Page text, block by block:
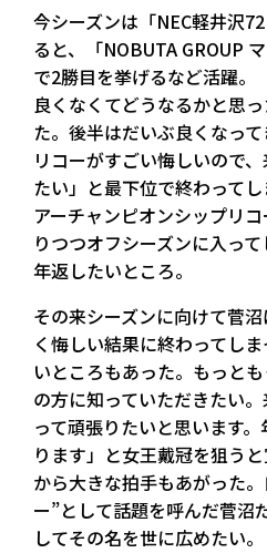
今シーズンは「NEC軽井沢
ると、「NOBUTA GROUP
で2勝目を挙げるなど活躍。
良くなくてどうなるかと思
た。後半はだいぶ良くなっ
リコーがすごい悔しいので
たい」と最下位で終わって
アーチャンピオンシップリ
りつつオフシーズンに入っ
年返したいところ。
その来シーズンに向けて菅
く悔しい結果に終わってし
いところもあった。もっと
の方に知っていただきたい
って頑張りたいと思います
ります」と女王戴冠を狙う
から大きな拍手もあがった
ー”として話題を呼んだ菅沼
してその名を世に広めたい。